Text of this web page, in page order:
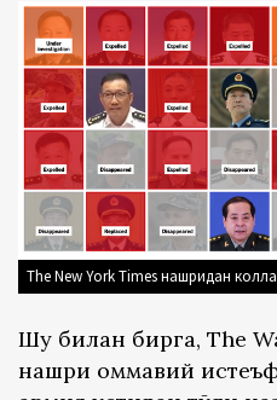
The New York Times нашридан
Шу билан бирга, The
нашри оммавий